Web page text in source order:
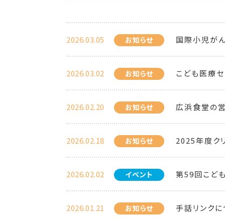
2026.03.05 お知らせ 国際小児が
2026.03.02 お知らせ こども医療
2026.02.20 お知らせ 広浜食堂の
2026.02.18 お知らせ 2025年度ク
2026.02.02 イベント 第59回こど
2026.01.21 お知らせ 手話リンク